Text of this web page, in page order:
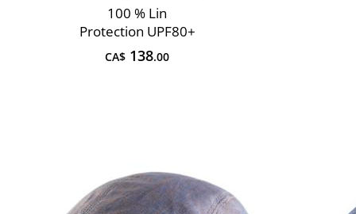
100 % Lin
Protection UPF80+
CA$ 138.00